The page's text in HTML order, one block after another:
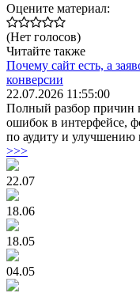
Оцените материал:
(Нет голосов)
Читайте также
Почему сайт есть, а
конверсии
22.07.2026 11:55:00
Полный разбор причин
ошибок в интерфейсе,
по аудиту и улучшению
>>>
22.07
18.06
18.05
04.05